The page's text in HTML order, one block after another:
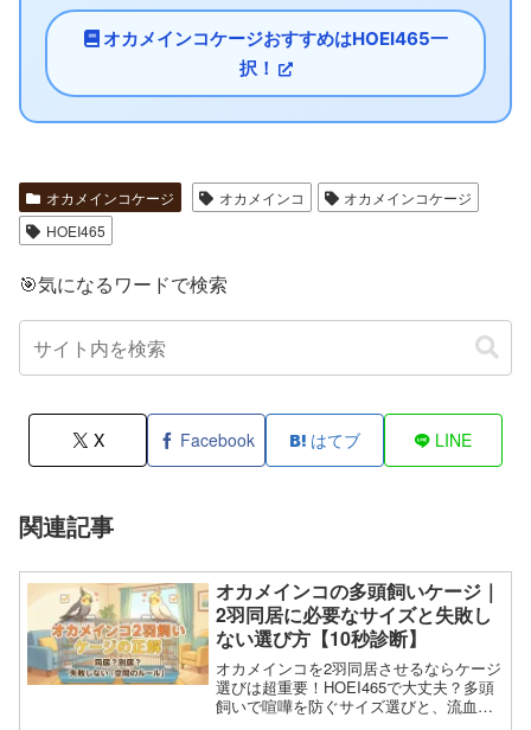
オカメインコケージおすすめはHOEI465一
択！
オカメインコケージ オカメインコ
オカメインコケージ
HOEI465
🎯気になるワードで検索
X Facebook はてブ LINE
関連記事
オカメインコの多頭飼いケージ｜
2羽同居に必要なサイズと失敗し
ない選び方【10秒診断】
オカメインコを2羽同居させるならケージ
選びは超重要！HOEI465で大丈夫？多頭
飼いで喧嘩を防ぐサイズ選びと、流血沙